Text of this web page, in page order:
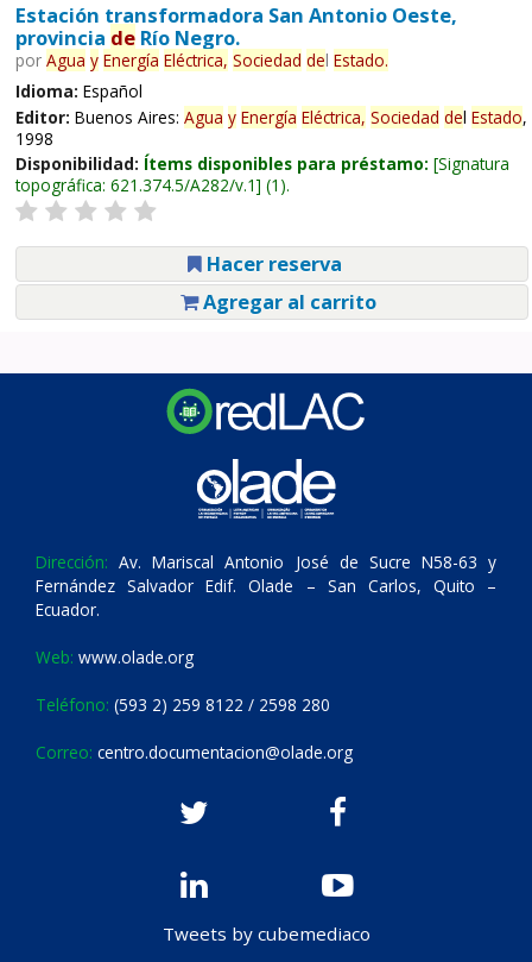
Estación transformadora San Antonio Oeste,
provincia deRío Negro.
por Agua y Energía Eléctrica, Sociedad del Estado.
Idioma: Español
Editor: Buenos Aires: Agua y Energía Eléctrica, Sociedad del Estado,
1998
Disponibilidad: Ítems disponibles para préstamo: Signatura
topográfica: 621.374.5/A282/v.1 (1).
Hacer reserva
Agregar al carrito
Dirección: Av. Mariscal Antonio José de Sucre N58-63 y
Fernández Salvador Edif. Olade – San Carlos, Quito –
Ecuador.
Web: www.olade.org
Teléfono: (593 2) 259 8122 / 2598 280
Correo: centro.documentacion@olade.org
Tweets by cubemediaco